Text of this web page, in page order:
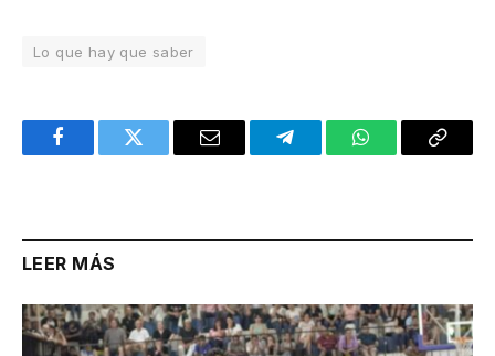
Lo que hay que saber
FacebookTwitter Email TelegramWhatsAppCopy
LEER MÁS